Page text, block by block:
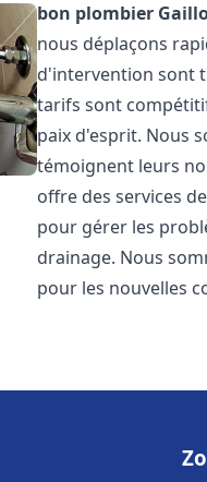
bon plombier
nous déplaçons
d'intervention sont
tarifs sont
paix d'esprit. Nous
témoignent leurs
offre des services
pour gérer les
drainage. Nous
pour les nouvelles